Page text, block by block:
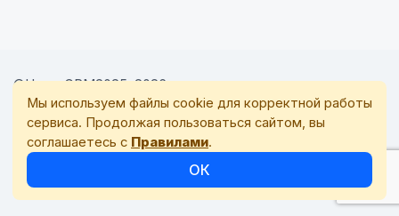
©Норм CRM2025–2026
Пользовательское соглашение
Политика конфиденциальностиГруппа в Телеграме
Обратная связь
Книга нормального фрилансера
Публикации
Мы используем файлы cookie для корректной работы
сервиса. Продолжая пользоваться сайтом, вы
соглашаетесь с Правилами.
ОК